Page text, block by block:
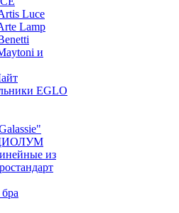
Luce
Lamp
и
EGLO
ДИОЛУМ
из